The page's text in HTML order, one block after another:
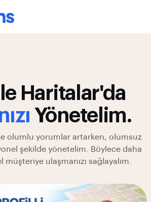
Haritalar'da
Yönetelim.
olumlu yorumlar artarken, olumsuz
şekilde yönetelim. Böylece daha
ulaşmanızı sağlayalım.